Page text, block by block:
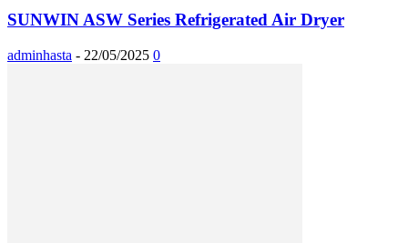
SUNWIN ASW Series Refrigerated Air Dryer
adminhasta - 22/05/2025 0